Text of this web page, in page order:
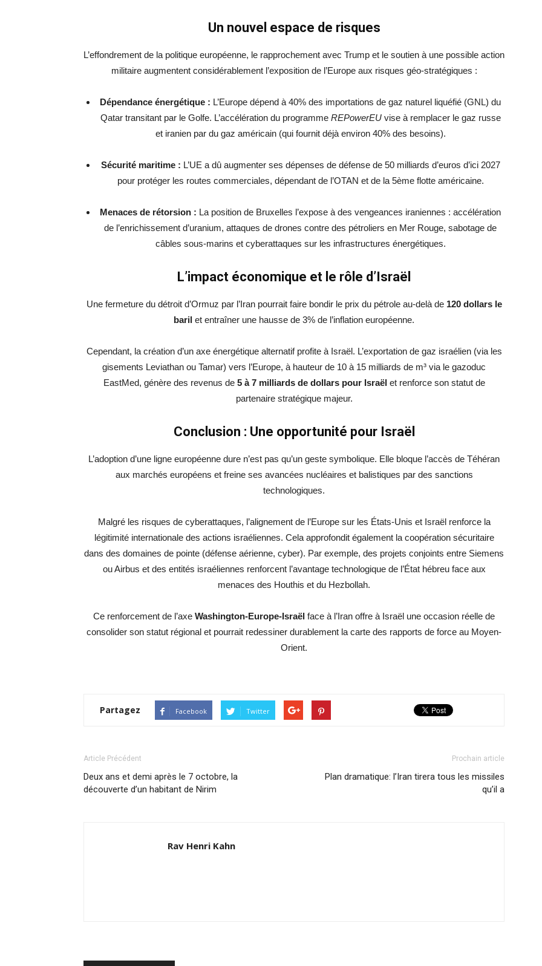
Un nouvel espace de risques
L’effondrement de la politique européenne, le rapprochement avec Trump et le soutien à une possible action
militaire augmentent considérablement l’exposition de l’Europe aux risques géo-stratégiques :
Dépendance énergétique : L’Europe dépend à 40% des importations de gaz naturel liquéfié (GNL) du
Qatar transitant par le Golfe. L’accélération du programme REPowerEUvise à remplacer le gaz russe
et iranien par du gaz américain (qui fournit déjà environ 40% des besoins).
Sécurité maritime : L’UE a dû augmenter ses dépenses de défense de 50 milliards d’euros d’ici 2027
pour protéger les routes commerciales, dépendant de l’OTAN et de la 5ème flotte américaine.
Menaces de rétorsion : La position de Bruxelles l’expose à des vengeances iraniennes : accélération
de l’enrichissement d’uranium, attaques de drones contre des pétroliers en Mer Rouge, sabotage de
câbles sous-marins et cyberattaques sur les infrastructures énergétiques.
L’impact économique et le rôle d’Israël
Une fermeture du détroit d’Ormuz par l’Iran pourrait faire bondir le prix du pétrole au-delà de 120 dollars le
baril et entraîner une hausse de 3% de l’inflation européenne.
Cependant, la création d’un axe énergétique alternatif profite à Israël. L’exportation de gaz israélien (via les
gisements Leviathan ou Tamar) vers l’Europe, à hauteur de 10 à 15 milliards de m³ via le gazoduc
EastMed, génère des revenus de 5 à 7 milliards de dollars pour Israëlet renforce son statut de
partenaire stratégique majeur.
Conclusion : Une opportunité pour Israël
L’adoption d’une ligne européenne dure n’est pas qu’un geste symbolique. Elle bloque l’accès de Téhéran
aux marchés européens et freine ses avancées nucléaires et balistiques par des sanctions
technologiques.
Malgré les risques de cyberattaques, l’alignement de l’Europe sur les États-Unis et Israël renforce la
légitimité internationale des actions israéliennes. Cela approfondit également la coopération sécuritaire
dans des domaines de pointe (défense aérienne, cyber). Par exemple, des projets conjoints entre Siemens
ou Airbus et des entités israéliennes renforcent l’avantage technologique de l’État hébreu face aux
menaces des Houthis et du Hezbollah.
Ce renforcement de l’axe Washington-Europe-Israël face à l’Iran offre à Israël une occasion réelle de
consolider son statut régional et pourrait redessiner durablement la carte des rapports de force au Moyen-
Orient.
Partagez Facebook Twitter
Article Précédent
Deux ans et demi après le 7 octobre, la
découverte d’un habitant de Nirim
Prochain article
Plan dramatique: l’Iran tirera tous les missiles
qu’il a
Rav Henri Kahn